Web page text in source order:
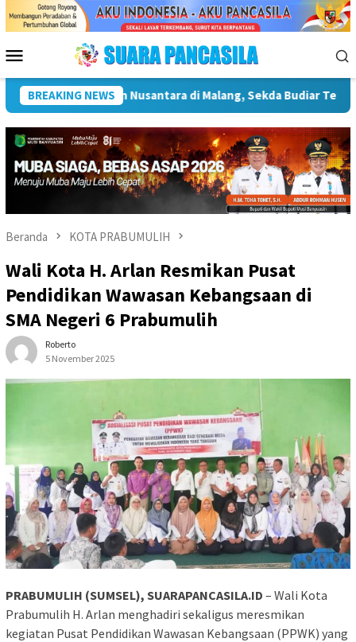
Menu
Mobile
BREAKING NEWS
Pentingnya Infrastruktur Kebudayaan Wakil Wali Kota
Beranda KOTA PRABUMULIH
Wali Kota H. Arlan Resmikan Pusat
Pendidikan Wawasan Kebangsaan di
SMA Negeri 6 Prabumulih
Roberto
5 November 2025
PRABUMULIH (SUMSEL), SUARAPANCASILA.ID – Wali Kota
Prabumulih H. Arlan menghadiri sekaligus meresmikan
kegiatan Pusat Pendidikan Wawasan Kebangsaan (PPWK) yang